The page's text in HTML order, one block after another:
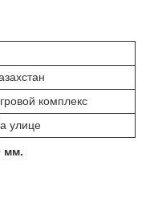
комплекс
улице
мм.